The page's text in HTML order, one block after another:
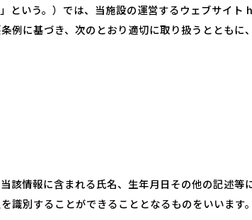
という。）では、当施設の運営するウェブサ
例に基づき、次のとおり適切に取り扱うととも
該情報に含まれる氏名、生年月日その他の記述
別することができることとなるものをいいます。